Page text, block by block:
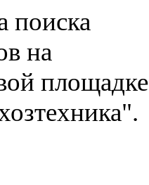
поиска
на
площадке